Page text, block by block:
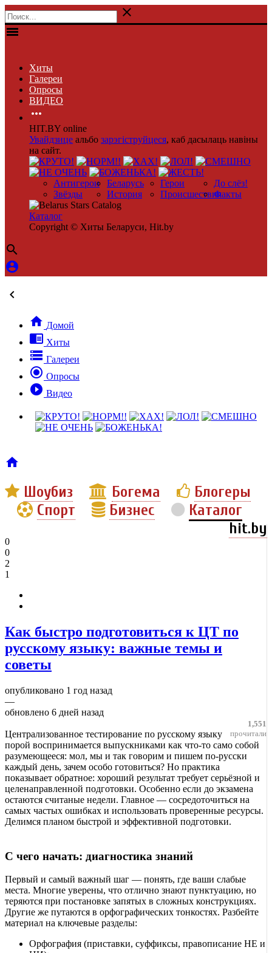

menu
Хиты
Галереи
Опросы
ВИДЕО

HIT.BY online
Увайдзице альбо зарэгіструйцеся, каб дасылаць навіны
на сайт.
Антигерои Беларусь Герои
До слёз!
Звёзды
История ПроисшествияФакты
Каталог
Copyright © Хиты Беларуси, Hit.by



 Домой
 Хиты
 Галереи
 Опросы
 Видео

Шоубиз Богема
Блогеры
Спорт
Бизнес
Каталог
hit.by
0
0
2
1
Как быстро подготовиться к ЦТ по
русскому языку: важные темы и
советы
опубликовано 1 год назад
—
обновлено 6 дней назад
1,551
прочитали
Централизованное тестирование по русскому языку
порой воспринимается выпускниками как что-то само собой
разумеющееся: мол, мы и так говорим и пишем по-русски
каждый день, зачем особо готовиться? Но практика
показывает обратное: хороший результат требует серьёзной и
целенаправленной подготовки. Особенно если до экзамена
остаются считаные недели. Главное — сосредоточиться на
самых частых ошибках и использовать проверенные ресурсы.
Делимся планом быстрой и эффективной подготовки.
С чего начать: диагностика знаний
Первый и самый важный шаг — понять, где ваши слабые
места. Многие уверены, что отлично знают пунктуацию, но
теряются при постановке запятых в сложных конструкциях.
Другие же путаются в орфографических тонкостях. Разбейте
материал на ключевые разделы:
Орфография (приставки, суффиксы, правописание НЕ и